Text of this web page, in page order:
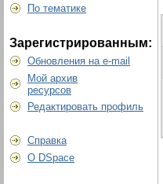
По тематике
Зарегистрированным:
Обновления на e-mail
Мой архив
ресурсов
Редактировать профиль
Справка
О DSpace